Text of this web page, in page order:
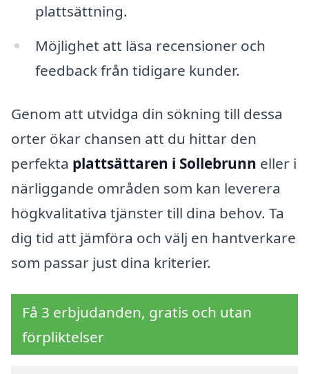
plattsättning.
Möjlighet att läsa recensioner och
feedback från tidigare kunder.
Genom att utvidga din sökning till dessa
orter ökar chansen att du hittar den
perfekta plattsättaren i Sollebrunn eller i
närliggande områden som kan leverera
högkvalitativa tjänster till dina behov. Ta
dig tid att jämföra och välj en hantverkare
som passar just dina kriterier.
Få 3 erbjudanden, gratis och utan
förpliktelser